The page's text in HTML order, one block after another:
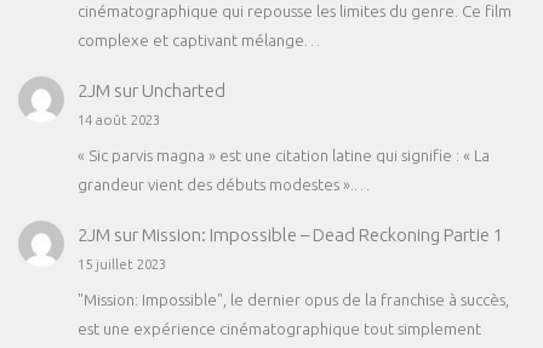
cinématographique qui repousse les limites du genre. Ce film
complexe et captivant mélange…
2JM sur Uncharted
14 août 2023
« Sic parvis magna » est une citation latine qui signifie : « La
grandeur vient des débuts modestes ».…
2JM sur Mission: Impossible – Dead Reckoning Partie 1
15 juillet 2023
"Mission: Impossible", le dernier opus de la franchise à succès,
est une expérience cinématographique tout simplement